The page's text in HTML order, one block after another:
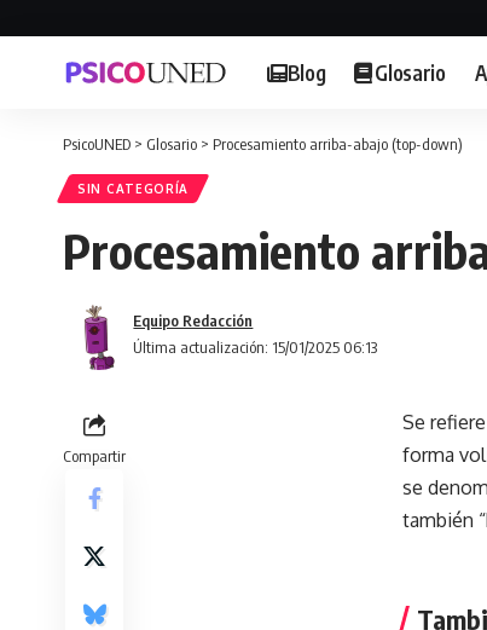
Blog Glosario
PsicoUNED > Glosario > Procesamiento arriba-abajo (top-down)
SIN CATEGORÍA
Procesamiento
Última actualización: 15/01/2025 06:13
Equipo Redacción
Compartir
Se
forma
se
también